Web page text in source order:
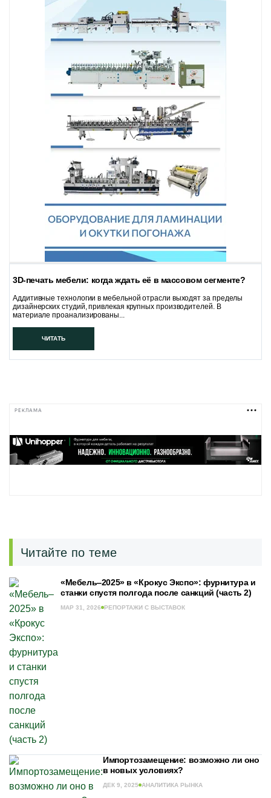
3D-печать мебели: когда ждать её в массовом сегменте?
Аддитивные технологии в мебельной отрасли выходят за пределы
дизайнерских студий, привлекая крупных производителей. В
материале проанализированы...
ЧИТАТЬ
РЕКЛАМА
Читайте по теме
«Мебель‒2025» в «Крокус Экспо»: фурнитура и
станки спустя полгода после санкций (часть 2)
МАР 31, 2026 РЕПОРТАЖИ С ВЫСТАВОК
Импортозамещение: возможно ли оно
в новых условиях?
ДЕК 9, 2025 АНАЛИТИКА РЫНКА